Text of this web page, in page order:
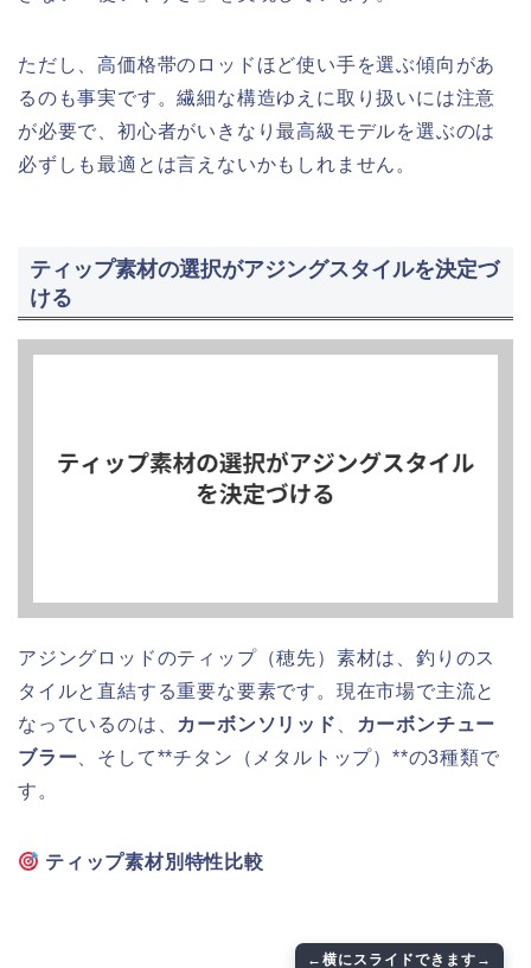
ただし、高価格帯のロッドほど使い手を選ぶ傾向があ
るのも事実です。繊細な構造ゆえに取り扱いには注意
が必要で、初心者がいきなり最高級モデルを選ぶのは
必ずしも最適とは言えないかもしれません。
ティップ素材の選択がアジングスタイルを決定づ
ける
アジングロッドのティップ（穂先）素材は、釣りのス
タイルと直結する重要な要素です。現在市場で主流と
なっているのは、 カーボンソリッド
カーボンチュー
ブラー 、そして**チタン（メタルトップ）**の3種類で
す。
ティップ素材別特性比較